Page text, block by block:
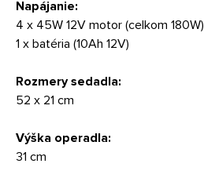
Napájanie:
4 x 45W 12V motor (celkom 180W)
1 x batéria (10Ah 12V)
Rozmery sedadla:
52 x 21 cm
Výška operadla:
31 cm